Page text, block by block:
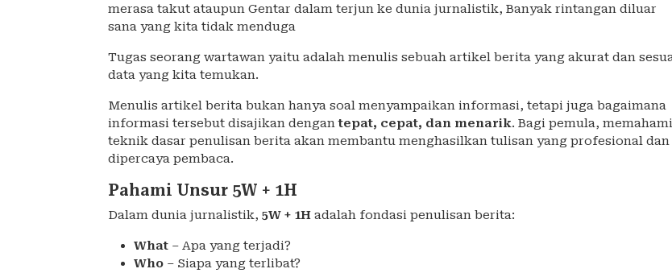
merasa takut ataupun Gentar dalam terjun ke dunia jurnalistik, Banyak rintangan diluar
sana yang kita tidak menduga
Tugas seorang wartawan yaitu adalah menulis sebuah artikel berita yang akurat dan
data yang kita temukan.
Menulis artikel berita bukan hanya soal menyampaikan informasi, tetapi juga bagaimana
informasi tersebut disajikan dengantepat, cepat, dan menarik. Bagi pemula, memahami
teknik dasar penulisan berita akan membantu menghasilkan tulisan yang profesional dan
dipercaya pembaca.
Pahami Unsur 5W + 1H
Dalam dunia jurnalistik, 5W + 1H adalah fondasi penulisan berita:
What – Apa yang terjadi?
Who – Siapa yang terlibat?